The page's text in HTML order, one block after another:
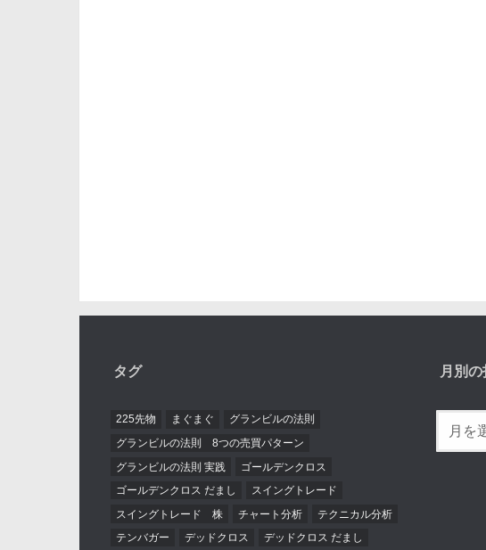
タグ
225先物 まぐまぐ
グランビルの法則
グランビルの法則 8つの売買パターン
グランビルの法則 実践
ゴールデンクロス
ゴールデンクロス だまし
スイングトレード
スイングトレード 株
チャート分析
テクニカル分析
テンバガー
デッドクロス
デッドクロス だまし
月別